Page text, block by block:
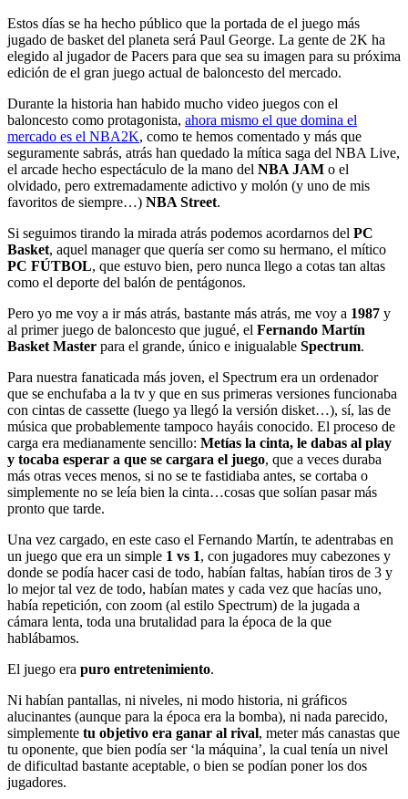
Estos días se ha hecho público que la portada de el juego más
jugado de basket del planeta será Paul George. La gente de 2K ha
elegido al jugador de Pacers para que sea su imagen para su próxima
edición de el gran juego actual de baloncesto del mercado.
Durante la historia han habido mucho video juegos con el
baloncesto como protagonista, ahora mismo el que domina el
mercado es el NBA2K, como te hemos comentado y más que
seguramente sabrás, atrás han quedado la mítica saga del NBA Live,
el arcade hecho espectáculo de la mano del NBA JAM o el
olvidado, pero extremadamente adictivo y molón (y uno de mis
favoritos de siempre…) NBA Street.
Si seguimos tirando la mirada atrás podemos acordarnos del PC
Basket, aquel manager que quería ser como su hermano, el mítico
PC FÚTBOL, que estuvo bien, pero nunca llego a cotas tan altas
como el deporte del balón de pentágonos.
Pero yo me voy a ir más atrás, bastante más atrás, me voy a 1987 y
al primer juego de baloncesto que jugué, el Fernando Martín
Basket Master para el grande, único e inigualable Spectrum.
Para nuestra fanaticada más joven, el Spectrum era un ordenador
que se enchufaba a la tv y que en sus primeras versiones funcionaba
con cintas de cassette (luego ya llegó la versión disket…), sí, las de
música que probablemente tampoco hayáis conocido. El proceso de
carga era medianamente sencillo: Metías la cinta, le dabas al play
y tocaba esperar a que se cargara el juego, que a veces duraba
más otras veces menos, si no se te fastidiaba antes, se cortaba o
simplemente no se leía bien la cinta…cosas que solían pasar más
pronto que tarde.
Una vez cargado, en este caso el Fernando Martín, te adentrabas en
un juego que era un simple 1 vs 1, con jugadores muy cabezones y
donde se podía hacer casi de todo, habían faltas, habían tiros de 3 y
lo mejor tal vez de todo, habían mates y cada vez que hacías uno,
había repetición, con zoom (al estilo Spectrum) de la jugada a
cámara lenta, toda una brutalidad para la época de la que
hablábamos.
El juego era puro entretenimiento.
Ni habían pantallas, ni niveles, ni modo historia, ni gráficos
alucinantes (aunque para la época era la bomba), ni nada parecido,
simplemente tu objetivo era ganar al rival, meter más canastas que
tu oponente, que bien podía ser ‘la máquina’, la cual tenía un nivel
de dificultad bastante aceptable, o bien se podían poner los dos
jugadores.